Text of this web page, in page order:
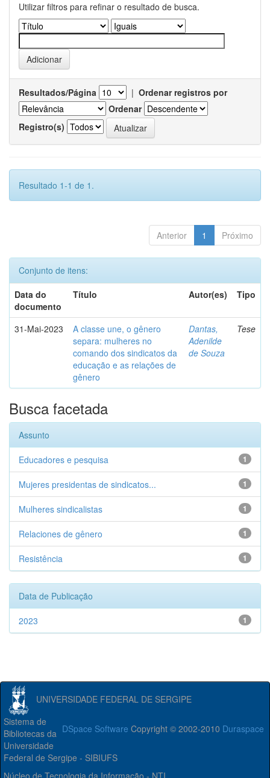
Utilizar filtros para refinar o resultado de busca.
Resultados/Página | Ordenar registros por
Ordenar
Registro(s)
Resultado 1-1 de 1.
Anterior 1 Próximo
Conjunto de itens:
Data do
documento
Título Autor(es) Tipo
31-Mai-2023
A classe une, o gênero
separa: mulheres no
comando dos sindicatos da
educação e as relações de
gênero
Dantas,
Adenilde
de Souza
Tese
Busca facetada
Assunto
1
Educadores e pesquisa
1
Mujeres presidentas de sindicatos...
1
Mulheres sindicalistas
1
Relaciones de gênero
1
Resistência
Data de Publicação
1
2023
UNIVERSIDADE FEDERAL DE SERGIPE
DSpace Software Copyright © 2002-2010 Duraspace
Sistema de
Bibliotecas da
Universidade
Federal de Sergipe - SIBIUFS
Núcleo de Tecnologia da Informação - NTI